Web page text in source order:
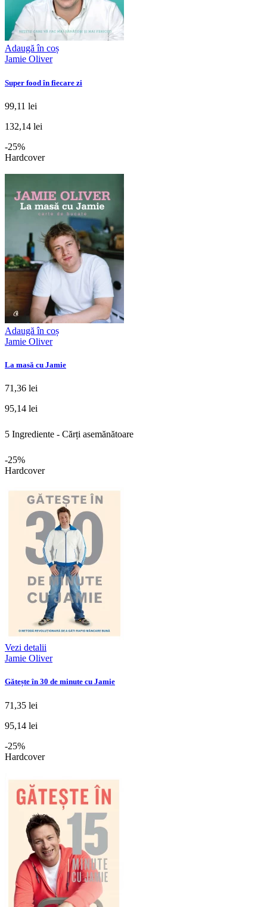
Adaugă în coș
Jamie Oliver
Super food în fiecare zi
99,11 lei
132,14 lei
-25%
Hardcover
Adaugă în coș
Jamie Oliver
La masă cu Jamie
71,36 lei
95,14 lei
5 Ingrediente - Cărți asemănătoare
-25%
Hardcover
Vezi detalii
Jamie Oliver
Gătește în 30 de minute cu Jamie
71,35 lei
95,14 lei
-25%
Hardcover